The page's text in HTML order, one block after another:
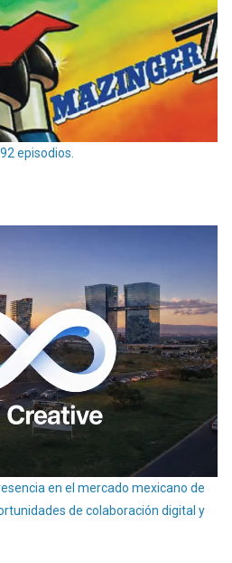
episodios.
en el mercado mexicano de
de colaboración digital y